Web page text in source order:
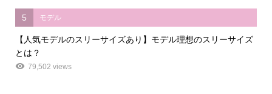
5 モデル
【人気モデルのスリーサイズあり】モデル理想のスリーサイズ
とは？
79,502 views